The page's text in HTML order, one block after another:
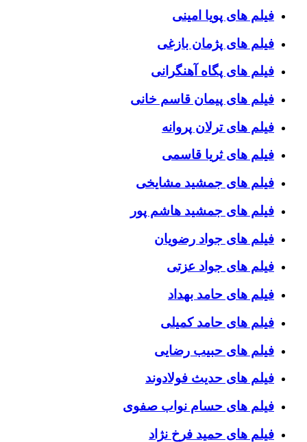
فیلم های پویا امینی
فیلم های پژمان بازغی
فیلم های پگاه آهنگرانی
فیلم های پیمان قاسم خانی
فیلم های ترلان پروانه
فیلم های ثریا قاسمی
فیلم های جمشید مشایخی
فیلم های جمشید هاشم پور
فیلم های جواد رضویان
فیلم های جواد عزتی
فیلم های حامد بهداد
فیلم های حامد کمیلی
فیلم های حبیب رضایی
فیلم های حدیث فولادوند
فیلم های حسام نواب صفوی
فیلم های حمید فرخ نژاد